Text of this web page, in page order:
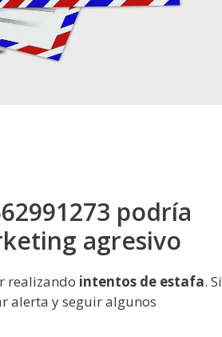
podría
agresivo
realizando intentos de estafa. Si
alerta y seguir algunos